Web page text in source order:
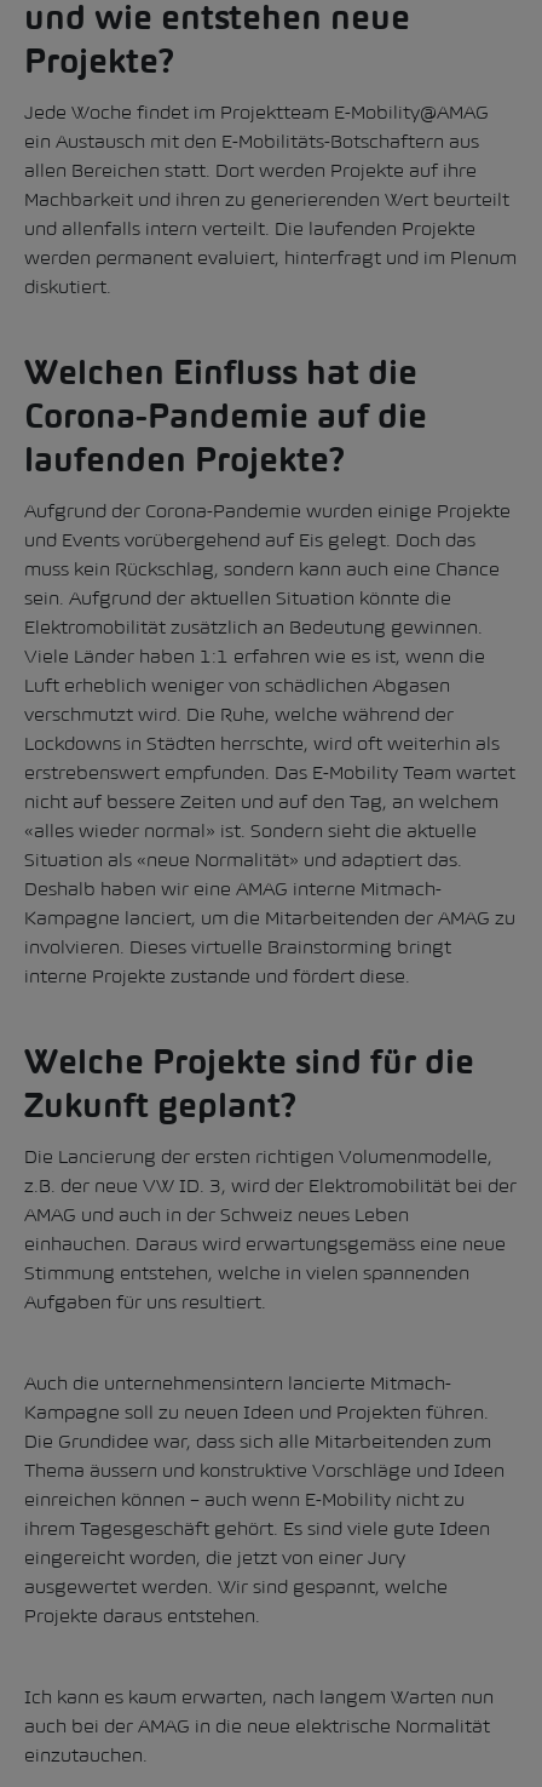
und wie entstehen neue
Projekte?
Jede Woche findet im Projektteam E-Mobility@AMAG
ein Austausch mit den E-Mobilitäts-Botschaftern aus
allen Bereichen statt. Dort werden Projekte auf ihre
Machbarkeit und ihren zu generierenden Wert beurteilt
und allenfalls intern verteilt. Die laufenden Projekte
werden permanent evaluiert, hinterfragt und im Plenum
diskutiert.
Welchen Einfluss hat die
Corona-Pandemie auf die
laufenden Projekte?
Aufgrund der Corona-Pandemie wurden einige Projekte
und Events vorübergehend auf Eis gelegt. Doch das
muss kein Rückschlag, sondern kann auch eine Chance
sein. Aufgrund der aktuellen Situation könnte die
Elektromobilität zusätzlich an Bedeutung gewinnen.
Viele Länder haben 1:1 erfahren wie es ist, wenn die
Luft erheblich weniger von schädlichen Abgasen
verschmutzt wird. Die Ruhe, welche während der
Lockdowns in Städten herrschte, wird oft weiterhin als
erstrebenswert empfunden. Das E-Mobility Team wartet
nicht auf bessere Zeiten und auf den Tag, an welchem
«alles wieder normal» ist. Sondern sieht die aktuelle
Situation als «neue Normalität» und adaptiert das.
Deshalb haben wir eine AMAG interne Mitmach-
Kampagne lanciert, um die Mitarbeitenden der AMAG zu
involvieren. Dieses virtuelle Brainstorming bringt
interne Projekte zustande und fördert diese.
Welche Projekte sind für die
Zukunft geplant?
Die Lancierung der ersten richtigen Volumenmodelle,
z.B. der neue VW ID. 3, wird der Elektromobilität bei der
AMAG und auch in der Schweiz neues Leben
einhauchen. Daraus wird erwartungsgemäss eine neue
Stimmung entstehen, welche in vielen spannenden
Aufgaben für uns resultiert.
Auch die unternehmensintern lancierte Mitmach-
Kampagne soll zu neuen Ideen und Projekten führen.
Die Grundidee war, dass sich alle Mitarbeitenden zum
Thema äussern und konstruktive Vorschläge und Ideen
einreichen können – auch wenn E-Mobility nicht zu
ihrem Tagesgeschäft gehört. Es sind viele gute Ideen
eingereicht worden, die jetzt von einer Jury
ausgewertet werden. Wir sind gespannt, welche
Projekte daraus entstehen.
Ich kann es kaum erwarten, nach langem Warten nun
auch bei der AMAG in die neue elektrische Normalität
einzutauchen.